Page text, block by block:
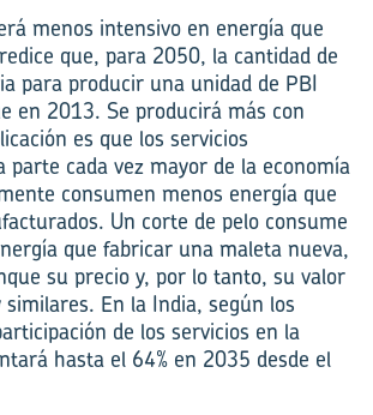
menos intensivo en energía que
que, para 2050, la cantidad de
para producir una unidad de PBI
en 2013. Se producirá más con
es que los servicios
cada vez mayor de la economía
consumen menos energía que
Un corte de pelo consume
que fabricar una maleta nueva,
su precio y, por lo tanto, su valor
En la India, según los
de los servicios en la
hasta el 64% en 2035 desde el